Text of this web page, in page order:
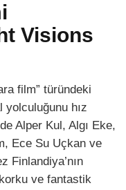
Visions
film” türündeki
yolculuğunu hız
Alper Kul, Algı Eke,
Ece Su Uçkan ve
Finlandiya’nın
ve fantastik